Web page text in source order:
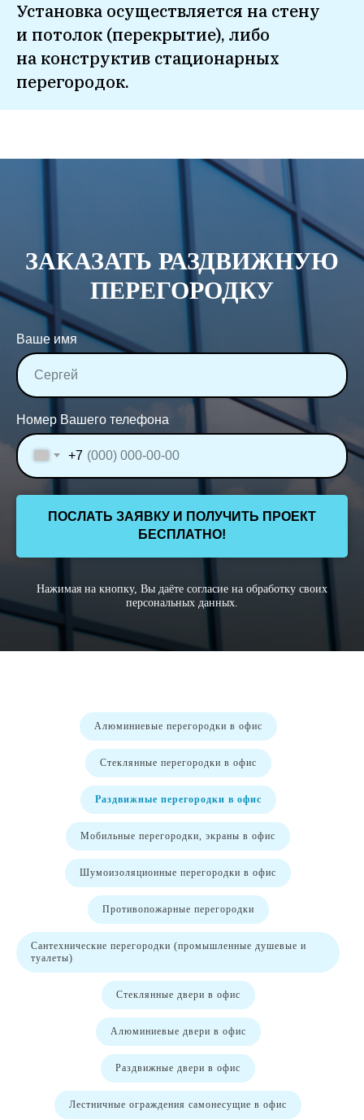
Установка осуществляется на стену
и потолок (перекрытие), либо
на конструктив стационарных
перегородок.
ЗАКАЗАТЬ РАЗДВИЖНУЮ
ПЕРЕГОРОДКУ
Ваше имя
Номер Вашего телефона
+7
ПОСЛАТЬ ЗАЯВКУ И ПОЛУЧИТЬ ПРОЕКТ
БЕСПЛАТНО!
Нажимая на кнопку, Вы даёте согласие на обработку своих
персональных данных.
Алюминиевые перегородки в офис
Стеклянные перегородки в офис
Раздвижные перегородки в офис
Мобильные перегородки, экраны в офис
Шумоизоляционные перегородки в офис
Противопожарные перегородки
Сантехнические перегородки (промышленные душевые и
туалеты)
Стеклянные двери в офис
Алюминиевые двери в офис
Раздвижные двери в офис
Лестничные ограждения самонесущие в офис